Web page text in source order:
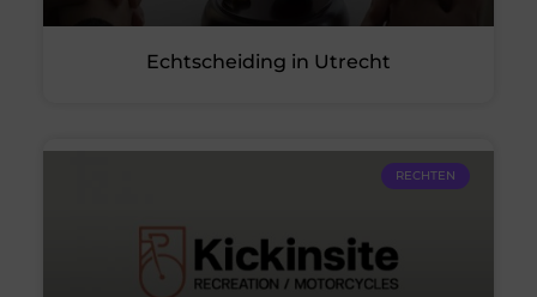
Echtscheiding in Utrecht
RECHTEN